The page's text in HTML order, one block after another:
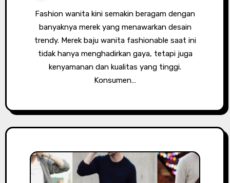
Fashion wanita kini semakin beragam dengan
banyaknya merek yang menawarkan desain
trendy. Merek baju wanita fashionable saat ini
tidak hanya menghadirkan gaya, tetapi juga
kenyamanan dan kualitas yang tinggi.
Konsumen…